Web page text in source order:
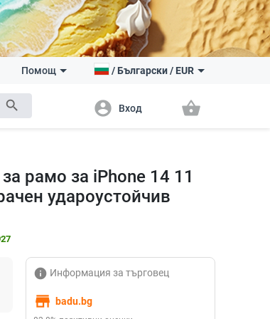
search
Помощ /Български/ EUR
account_circle Вход shopping_basket
рамо за iPhone 14 11
удароустойчив
info Информация за търговец
store badu.bg